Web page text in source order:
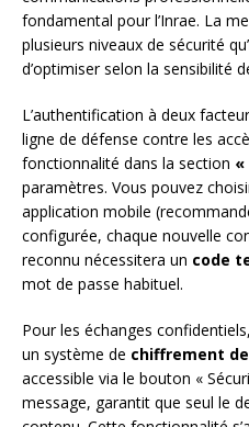
fondamental pour l’Inrae. La
plusieurs niveaux de sécurité
d’optimiser selon la sensibilité
L’authentification à deux
ligne de défense contre les
fonctionnalité dans la section
paramètres. Vous pouvez
application mobile
configurée, chaque nouvelle
reconnu nécessitera un code
mot de passe habituel.
Pour les échanges
un système de chiffrement
accessible via le bouton «
message, garantit que seul le